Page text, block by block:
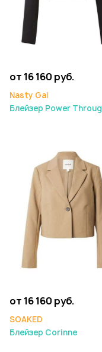
от 16 160 руб.
Nasty Gal
Блейзер Power
от 16 160 руб.
SOAKED
Блейзер Corinne